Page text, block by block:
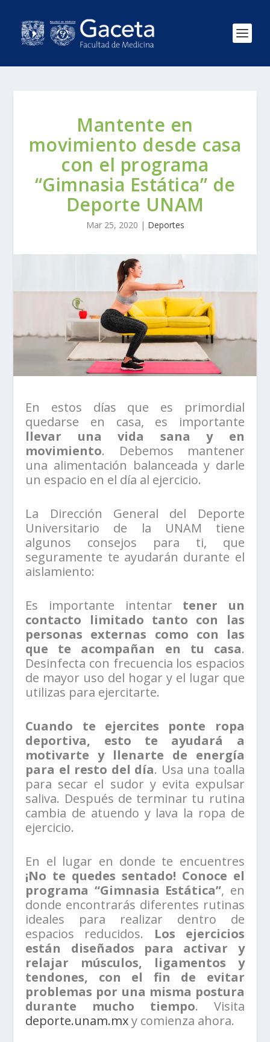
Mantente en
movimiento desde casa
con el programa
“Gimnasia Estática” de
Deporte UNAM
Mar 25, 2020 | Deportes
En estos días que es primordial
quedarse en casa, es importante
llevar una vida sana y en
movimiento. Debemos mantener
una alimentación balanceada y darle
un espacio en el día al ejercicio.
La Dirección General del Deporte
Universitario de la UNAM tiene
algunos consejos para ti, que
seguramente te ayudarán durante el
aislamiento:
Es importante intentar tener un
contacto limitado tanto con las
personas externas como con las
que te acompañan en tu casa.
Desinfecta con frecuencia los espacios
de mayor uso del hogar y el lugar que
utilizas para ejercitarte.
Cuando te ejercites ponte ropa
deportiva, esto te ayudará a
motivarte y llenarte de energía
para el resto del día. Usa una toalla
para secar el sudor y evita expulsar
saliva. Después de terminar tu rutina
cambia de atuendo y lava la ropa de
ejercicio.
En el lugar en donde te encuentres
¡No te quedes sentado! Conoce el
programa “Gimnasia Estática”, en
donde encontrarás diferentes rutinas
ideales para realizar dentro de
espacios reducidos. Los ejercicios
están diseñados para activar y
relajar músculos, ligamentos y
tendones, con el fin de evitar
problemas por una misma postura
durante mucho tiempo. Visita
deporte.unam.mxy comienza ahora.